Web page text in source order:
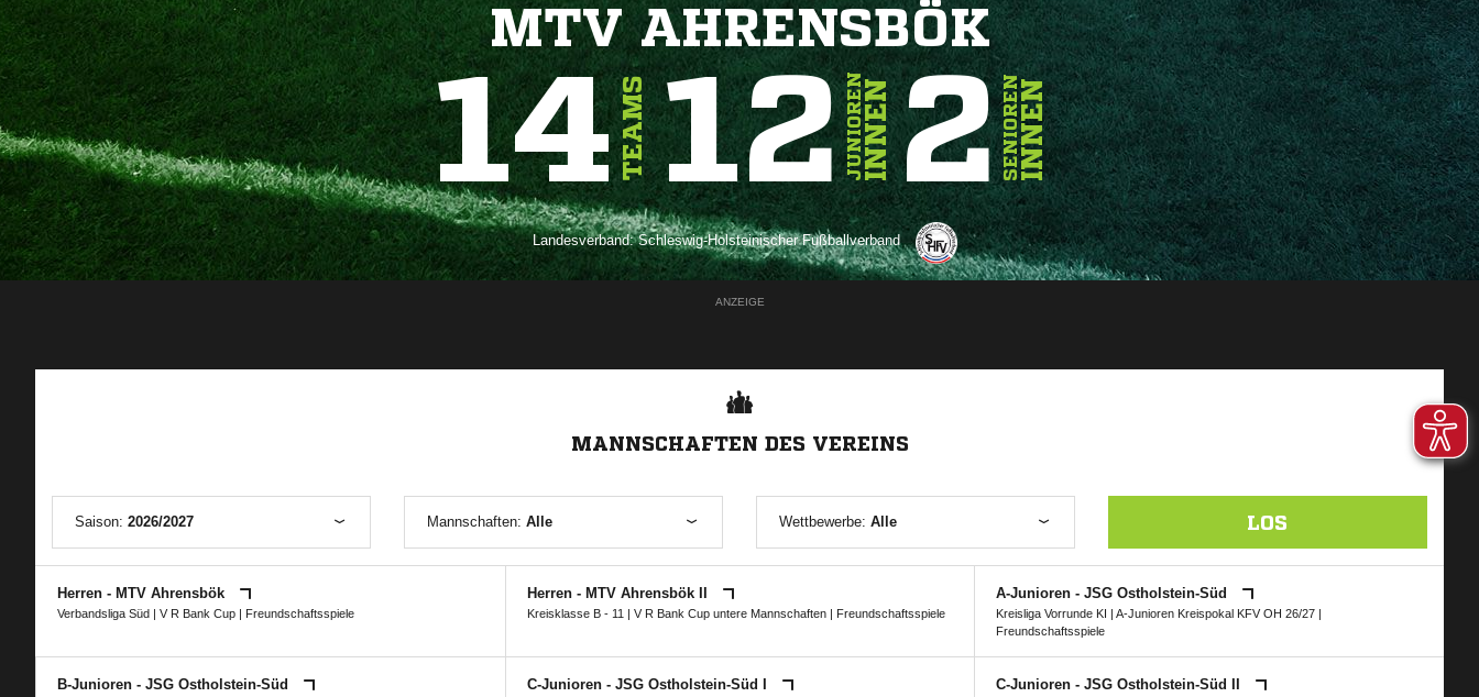
MTV AHRENSBÖK
14TEAMS12JUNIORENINNEN2SENIORENINNEN
Landesverband:Schleswig-Holsteinischer Fußballverband
ANZEIGE
MANNSCHAFTEN DES VEREINS
Saison: 2026/2027 Mannschaften: Alle Wettbewerbe: Alle LOS
Herren - MTV Ahrensbök
Verbandsliga Süd | V R Bank Cup | Freundschaftsspiele
Herren - MTV Ahrensbök II
Kreisklasse B - 11 | V R Bank Cup untere Mannschaften| Freundschaftsspiele
A-Junioren - JSG Ostholstein-Süd
Kreisliga Vorrunde KI |A-Junioren Kreispokal KFV OH 26/27 |
Freundschaftsspiele
B-Junioren - JSG Ostholstein-Süd C-Junioren - JSG Ostholstein-Süd I C-Junioren - JSG Ostholstein-Süd II